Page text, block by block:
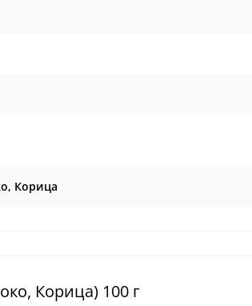
Корица
Корица) 100 г